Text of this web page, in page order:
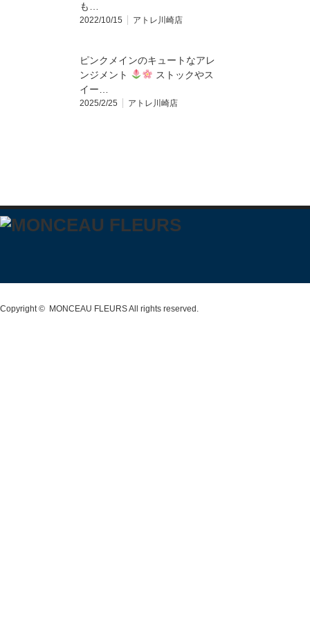
も…
2022/10/15 アトレ川崎店
ピンクメインのキュートなアレ
ンジメント
ストックやス
イー…
2025/2/25 アトレ川崎店
Copyright © MONCEAU FLEURSAll rights reserved.